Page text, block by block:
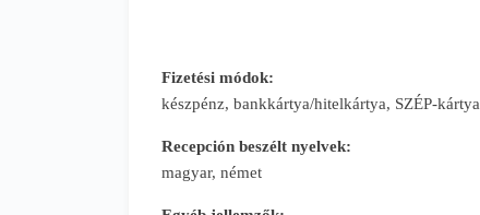
Fizetési módok:
készpénz, bankkártya/hitelkártya, SZÉP-kártya
Recepción beszélt nyelvek:
magyar, német